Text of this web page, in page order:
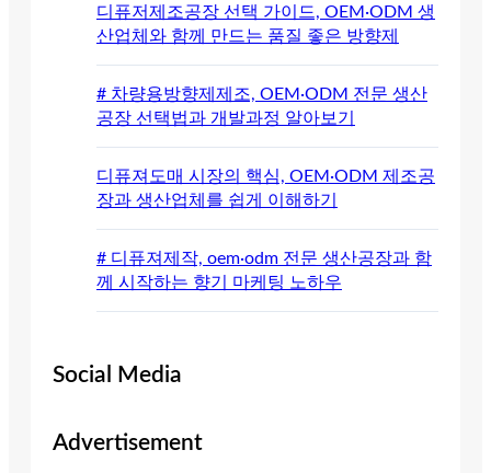
디퓨저제조공장 선택 가이드, OEM·ODM 생
산업체와 함께 만드는 품질 좋은 방향제
# 차량용방향제제조, OEM·ODM 전문 생산
공장 선택법과 개발과정 알아보기
디퓨져도매 시장의 핵심, OEM·ODM 제조공
장과 생산업체를 쉽게 이해하기
# 디퓨져제작, oem·odm 전문 생산공장과 함
께 시작하는 향기 마케팅 노하우
Social Media
Advertisement